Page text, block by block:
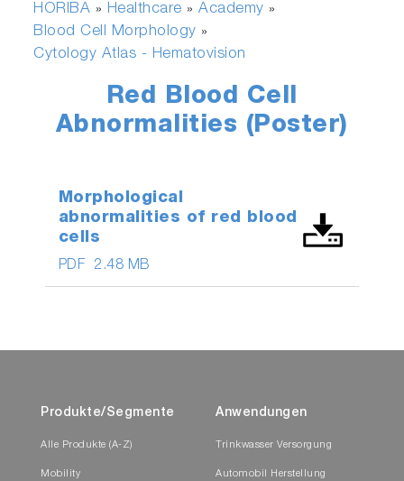
HORIBA » Healthcare »Academy »
Blood Cell Morphology »
Cytology Atlas - Hematovision
Red Blood Cell
Abnormalities (Poster)
PDF 2.48 MB
Morphological
abnormalities of red blood
cells
Produkte/Segmente
Alle Produkte (A-Z)
Mobility
Anwendungen
Trinkwasser Versorgung
Automobil Herstellung